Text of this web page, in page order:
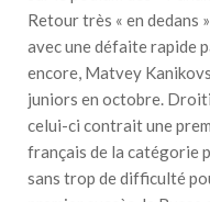
Retour très « en dedans
avec une défaite rapide
encore, Matvey
juniors en octobre.
celui-ci contrait une
français de la catégorie
sans trop de difficulté